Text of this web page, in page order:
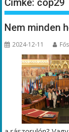
Címke: cop29
Nem minden
2024-12-11